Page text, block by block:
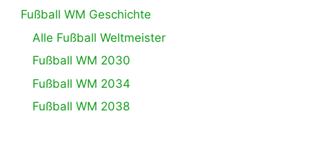
Fußball WM Geschichte
Alle Fußball Weltmeister
Fußball WM 2030
Fußball WM 2034
Fußball WM 2038